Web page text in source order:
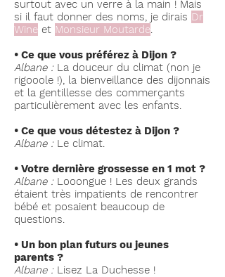
surtout avec un verre à la main ! Mais
si il faut donner des noms, je dirais Dr
Wine et Monsieur Moutarde.
• Ce que vous préférez à Dijon ?
Albane : La douceur du climat (non je
rigooole !), la bienveillance des dijonnais
et la gentillesse des commerçants
particulièrement avec les enfants.
• Ce que vous détestez à Dijon ?
Albane : Le climat.
• Votre dernière grossesse en 1 mot ?
Albane : Looongue ! Les deux grands
étaient très impatients de rencontrer
bébé et posaient beaucoup de
questions.
• Un bon plan futurs ou jeunes
parents ?
Albane : Lisez La Duchesse !